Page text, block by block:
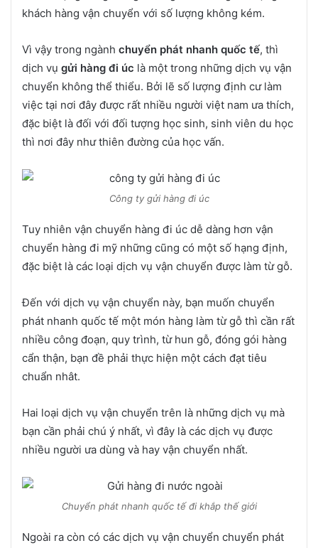
khách hàng vận chuyển với số lượng không kém.
Vì vậy trong ngành chuyển phát nhanh quốc tế, thì
dịch vụ gửi hàng đi úc là một trong những dịch vụ vận
chuyển không thể thiểu. Bởi lẽ số lượng định cư làm
việc tại nơi đây được rất nhiều người việt nam ưa thích,
đặc biệt là đối với đối tượng học sinh, sinh viên du học
thì nơi đây như thiên đường của học vấn.
Công ty gửi hàng đi úc
Tuy nhiên vận chuyển hàng đi úc dễ dàng hơn vận
chuyển hàng đi mỹ những cũng có một số hạng định,
đặc biệt là các loại dịch vụ vận chuyển được làm từ gỗ.
Đến với dịch vụ vận chuyển này, bạn muốn chuyển
phát nhanh quốc tế một món hàng làm từ gỗ thì cần rất
nhiều công đoạn, quy trình, từ hun gỗ, đóng gói hàng
cẩn thận, bạn đề phải thực hiện một cách đạt tiêu
chuẩn nhât.
Hai loại dịch vụ vận chuyển trên là những dịch vụ mà
bạn cần phải chú ý nhất, vì đây là các dịch vụ được
nhiều người ưa dùng và hay vận chuyển nhất.
Chuyển phát nhanh quốc tế đi khắp thế giới
Ngoài ra còn có các dịch vụ vận chuyển chuyển phát